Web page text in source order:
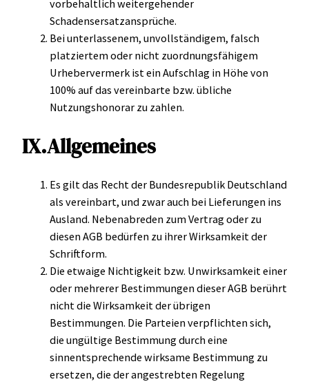
vorbehaltlich weitergehender
Schadensersatzansprüche.
Bei unterlassenem, unvollständigem, falsch
platziertem oder nicht zuordnungsfähigem
Urhebervermerk ist ein Aufschlag in Höhe von
100% auf das vereinbarte bzw. übliche
Nutzungshonorar zu zahlen.
IX.Allgemeines
Es gilt das Recht der Bundesrepublik Deutschland
als vereinbart, und zwar auch bei Lieferungen ins
Ausland. Nebenabreden zum Vertrag oder zu
diesen AGB bedürfen zu ihrer Wirksamkeit der
Schriftform.
Die etwaige Nichtigkeit bzw. Unwirksamkeit einer
oder mehrerer Bestimmungen dieser AGB berührt
nicht die Wirksamkeit der übrigen
Bestimmungen. Die Parteien verpflichten sich,
die ungültige Bestimmung durch eine
sinnentsprechende wirksame Bestimmung zu
ersetzen, die der angestrebten Regelung